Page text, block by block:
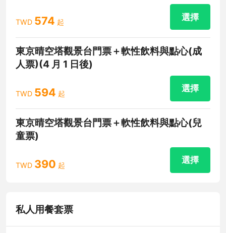
TWD 574 起
選擇
東京晴空塔觀景台門票＋軟性飲料與點心(成
人票)(4 月 1 日後)
TWD 594 起
選擇
東京晴空塔觀景台門票＋軟性飲料與點心(兒
童票)
TWD 390 起
選擇
私人用餐套票